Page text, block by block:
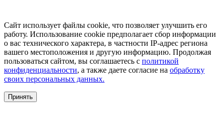
Сайт использует файлы cookie, что позволяет улучшить его
работу. Использование cookie предполагает сбор информации
о вас технического характера, в частности IP-адрес региона
вашего местоположения и другую информацию. Продолжая
пользоваться сайтом, вы соглашаетесь с политикой
конфиденциальности, а также даете согласие на обработку
своих персональных данных.
Принять